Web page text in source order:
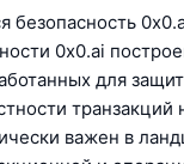
безопасность
0x0.ai
для
важен в